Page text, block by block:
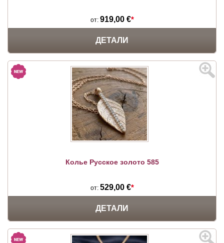
от: 919,00 €*
ДЕТАЛИ
Колье Русское золото 585
от: 529,00 €*
ДЕТАЛИ